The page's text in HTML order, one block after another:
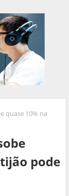
quase 10% na
pode